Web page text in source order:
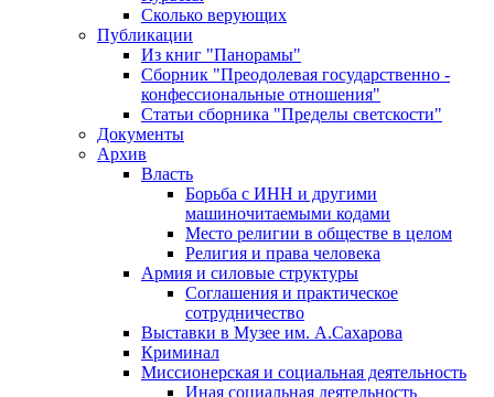
Сколько верующих
Публикации
Из книг "Панорамы"
Сборник "Преодолевая государственно -
конфессиональные отношения"
Статьи сборника "Пределы светскости"
Документы
Архив
Власть
Борьба с ИНН и другими
машиночитаемыми кодами
Место религии в обществе в целом
Религия и права человека
Армия и силовые структуры
Соглашения и практическое
сотрудничество
Выставки в Музее им. А.Сахарова
Криминал
Миссионерская и социальная деятельность
Иная социальная деятельность